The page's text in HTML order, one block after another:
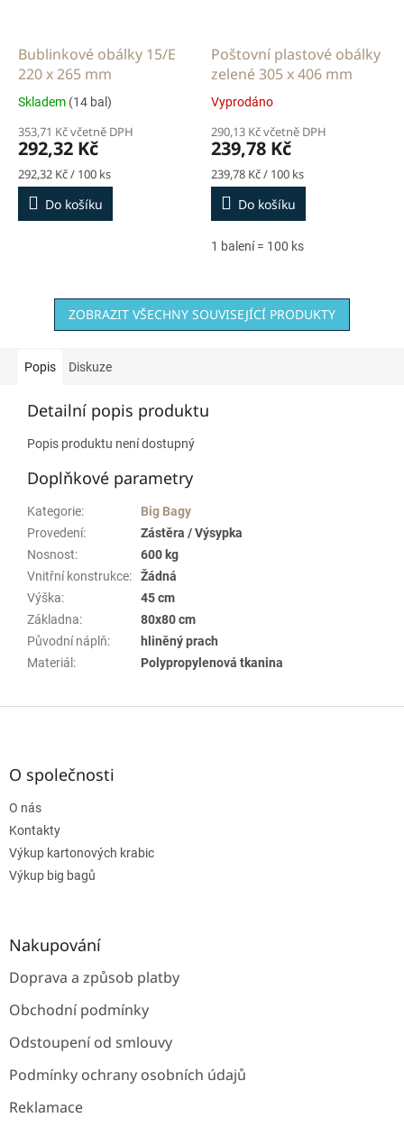
Bublinkové obálky 15/E
220 x 265 mm
Skladem (14 bal)
353,71 Kč včetně DPH
292,32 Kč
Měrná
cena:
292,32 Kč / 100 ks
Do košíku
Poštovní plastové obálky
zelené 305 x 406 mm
Vyprodáno
290,13 Kč včetně DPH
239,78 Kč
Měrná
cena:
239,78 Kč / 100 ks
Do košíku
1 balení = 100 ks
ZOBRAZIT VŠECHNY SOUVISEJÍCÍ PRODUKTY
Popis Diskuze
Detailní popis produktu
Popis produktu není dostupný
Doplňkové parametry
Kategorie:
Big Bagy
Provedení:
Zástěra / Výsypka
Nosnost:
600 kg
Vnitřní konstrukce:
Žádná
Výška:
45 cm
Základna:
80x80 cm
Původní náplň:
hliněný prach
Materiál : Polypropylenová tkanina
Z
O společnosti
O nás
Kontakty
Výkup kartonových krabic
Výkup big bagů
Nakupování
Doprava a způsob platby
Obchodní podmínky
Odstoupení od smlouvy
Podmínky ochrany osobních údajů
Reklamace